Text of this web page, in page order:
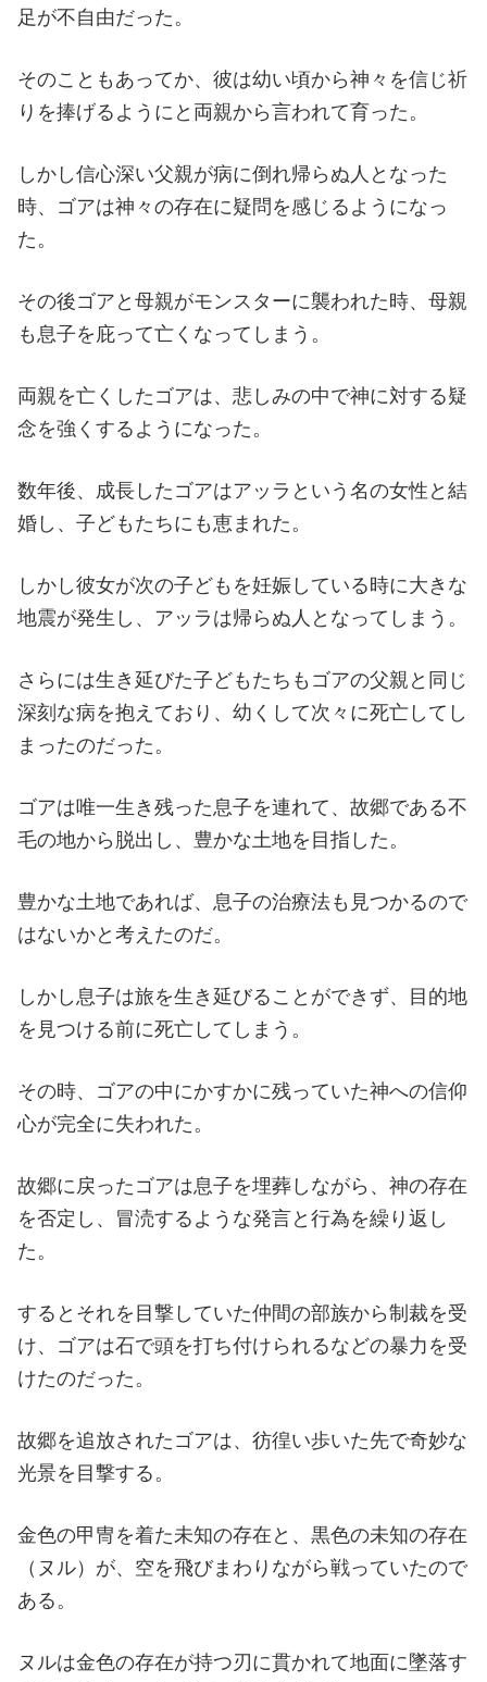
足が不自由だった。
そのこともあってか、彼は幼い頃から神々を信じ祈
りを捧げるようにと両親から言われて育った。
しかし信心深い父親が病に倒れ帰らぬ人となった
時、ゴアは神々の存在に疑問を感じるようになっ
た。
その後ゴアと母親がモンスターに襲われた時、母親
も息子を庇って亡くなってしまう。
両親を亡くしたゴアは、悲しみの中で神に対する疑
念を強くするようになった。
数年後、成長したゴアはアッラという名の女性と結
婚し、子どもたちにも恵まれた。
しかし彼女が次の子どもを妊娠している時に大きな
地震が発生し、アッラは帰らぬ人となってしまう。
さらには生き延びた子どもたちもゴアの父親と同じ
深刻な病を抱えており、幼くして次々に死亡してし
まったのだった。
ゴアは唯一生き残った息子を連れて、故郷である不
毛の地から脱出し、豊かな土地を目指した。
豊かな土地であれば、息子の治療法も見つかるので
はないかと考えたのだ。
しかし息子は旅を生き延びることができず、目的地
を見つける前に死亡してしまう。
その時、ゴアの中にかすかに残っていた神への信仰
心が完全に失われた。
故郷に戻ったゴアは息子を埋葬しながら、神の存在
を否定し、冒涜するような発言と行為を繰り返し
た。
するとそれを目撃していた仲間の部族から制裁を受
け、ゴアは石で頭を打ち付けられるなどの暴力を受
けたのだった。
故郷を追放されたゴアは、彷徨い歩いた先で奇妙な
光景を目撃する。
金色の甲冑を着た未知の存在と、黒色の未知の存在
（ヌル）が、空を飛びまわりながら戦っていたので
ある。
ヌルは金色の存在が持つ刃に貫かれて地面に墜落す